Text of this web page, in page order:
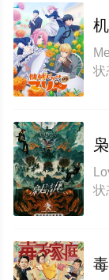
状
状